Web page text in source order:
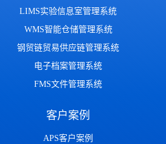
LIMS实验信息室管理系统
WMS智能仓储管理系统
钢贸链贸易供应链管理系统
电子档案管理系统
FMS文件管理系统
客户案例
APS客户案例